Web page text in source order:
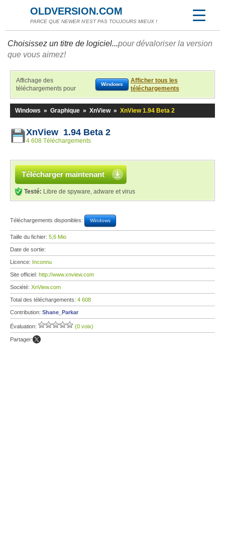
OLDVERSION.COM
PARCE QUE NEWER N'EST PAS TOUJOURS MIEUX !
Choisissez un titre de logiciel...pour dévaloriser la version
que vous aimez!
Affichage des
téléchargements pour
Windows
Afficher tous les
téléchargements
Windows » Graphique » XnView » XnView 1.94 Beta 2
XnView 1.94 Beta 2
4 608 Téléchargements
Télécharger maintenant
Testé: Libre de spyware, adware et virus
Téléchargements disponibles: Windows
Taille du fichier: 5,6 Mio
Date de sortie:
Licence: Inconnu
Site officiel: http://www.xnview.com
Société: XnView.com
Total des téléchargements: 4 608
Contribution: Shane_Parkar
Évaluation: (0 voix)
Partager: